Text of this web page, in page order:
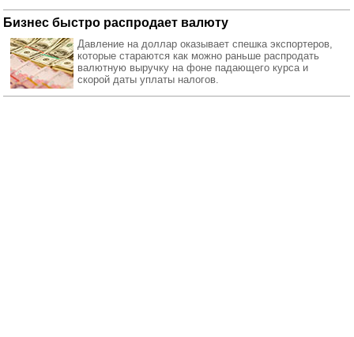
Бизнес быстро распродает валюту
Давление на доллар оказывает спешка экспортеров,
которые стараются как можно раньше распродать
валютную выручку на фоне падающего курса и
скорой даты уплаты налогов.